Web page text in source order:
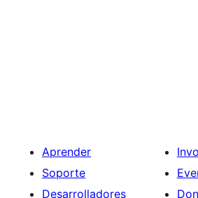
Aprender
Soporte
Desarrolladores